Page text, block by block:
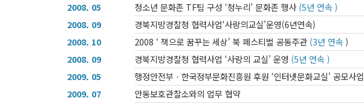
2008. 05
청소년 문화존 TF팀 구성 ‘청누리’ 문화존 행사 (5년 연속 )
2008. 09
경북지방경찰청 협력사업‘사랑의교실’운영(6년연속)
2008. 10
2008 ‘ 책으로 꿈꾸는 세상’ 북 페스티벌 공동주관 (3년 연속)
2008. 09
경북지방경찰청 협력사업 ‘사랑의 교실’ 운영 (5년 연속 )
2009. 05
행정안전부ㆍ한국정부문화진흥원 후원 ‘인터넷문화교실’ 공모사
2009. 07
안동보호관찰소와의 업무 협약